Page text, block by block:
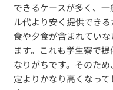
できるケースが多く、
ル代より安く提供でき
食や夕食が含まれてい
ます。これも学生寮で
なりがちです。そのた
定よりかなり高くなっ